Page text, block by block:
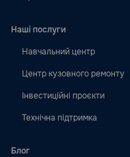
Наші послуги
Навчальний центр
Центр кузовного ремонту
Інвестиційні проєкти
Технічна підтримка
Блог